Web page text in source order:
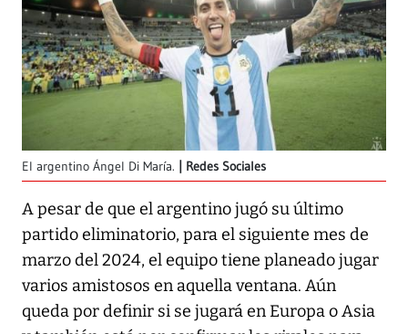
El argentino Ángel Di María. Redes Sociales
A pesar de que el argentino jugó su último
partido eliminatorio, para el siguiente mes de
marzo del 2024, el equipo tiene planeado jugar
varios amistosos en aquella ventana. Aún
queda por definir si se jugará en Europa o Asia